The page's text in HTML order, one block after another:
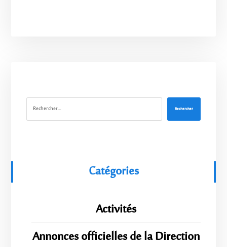
Rechercher
Catégories
Activités
Annonces officielles de la Direction